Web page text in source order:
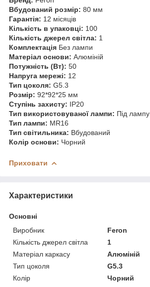
Вбудований розмір: 80 мм
Гарантія: 12 місяців
Кількість в упаковці: 100
Кількість джерел світла: 1
Комплектація Без лампи
Матеріал основи: Алюміній
Потужність (Вт): 50
Напруга мережі: 12
Тип цоколя: G5.3
Розмір: 92*92*25 мм
Ступінь захисту: IP20
Тип використовуваної лампи: Під лампу
Тип лампи: MR16
Тип світильника: Вбудований
Колір основи: Чорний
Приховати
Характеристики
Основні
Виробник
Feron
Кількість джерел світла
1
Матеріал каркасу
Алюміній
Тип цоколя
G5.3
Колір
Чорний